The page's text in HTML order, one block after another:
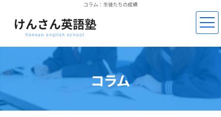
コラム：生徒たちの成績
コラム